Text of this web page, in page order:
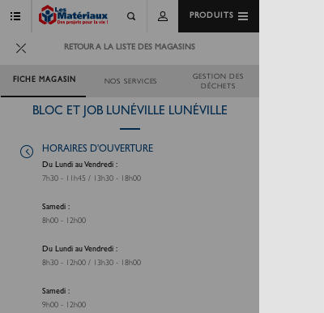
PRODUITS
RETOUR A LA LISTE DES MAGASINS
FICHE MAGASIN NOS SERVICES
GESTION DES
DÉCHETS
BLOC ET JOB LUNÉVILLE LUNÉVILLE
HORAIRES D'OUVERTURE
Du Lundi au Vendredi :
7h30 - 11h45 / 13h30 - 18h00
Samedi :
8h00 - 12h00
Du Lundi au Vendredi :
8h30 - 12h00 / 13h30 - 18h00
Samedi :
9h00 - 12h00